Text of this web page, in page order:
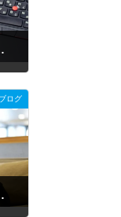
法まで徹底解説！
ログ
び方を徹底解説